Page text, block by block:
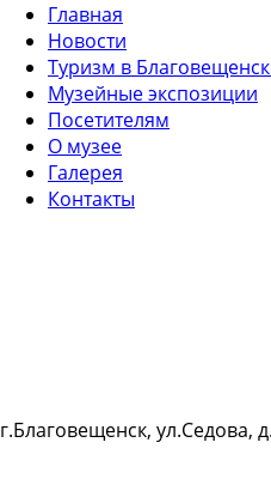
Главная
Новости
Туризм в
Музейные экспозиции
Посетителям
О музее
Галерея
Контакты
г.Благовещенск, ул.Седова,